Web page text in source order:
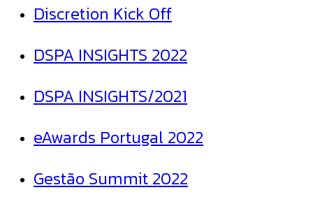
Discretion Kick Off
DSPA INSIGHTS 2022
DSPA INSIGHTS/2021
eAwards Portugal 2022
Gestão Summit 2022